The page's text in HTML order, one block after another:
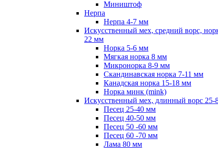
Миништоф
Нерпа
Нерпа 4-7 мм
Искусственный мех, средний ворс,
22 мм
Норка 5-6 мм
Мягкая норка 8 мм
Микронорка 8-9 мм
Скандинавская норка 7-11 мм
Канадская норка 15-18 мм
Норка минк (mink)
Искусственный мех, длинный ворс 25-
Песец 25-40 мм
Песец 40-50 мм
Песец 50 -60 мм
Песец 60 -70 мм
Лама 80 мм